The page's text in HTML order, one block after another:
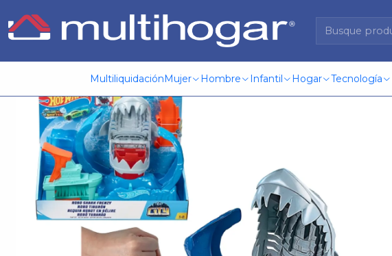
MultiliquidaciónMujer Hombre Infantil Hogar Tecnología
Inicio Jugueteria Hot Wheels